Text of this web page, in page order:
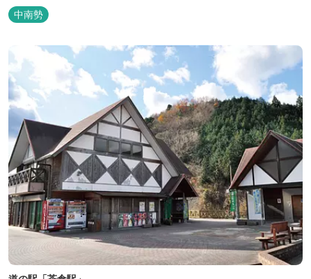
ニティ付き女性専用フロアやビジネスマンに最適なパソコン・プリ
ンター設置のお部屋など多種多様な部屋タイプ・サービスをご用
意。本質の時間、至上の空間をお届けいたします。 また１Fにはカ
フェ＆レストランE...
中南勢